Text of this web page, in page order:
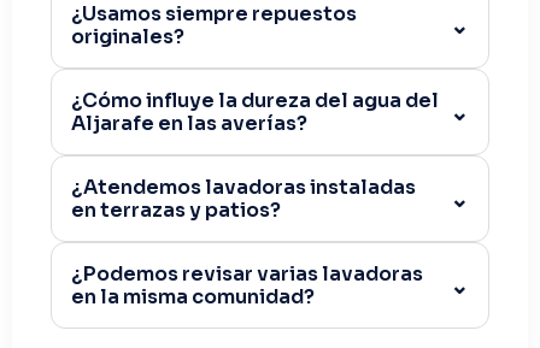
¿Usamos siempre repuestos
originales?
¿Cómo influye la dureza del agua del
Aljarafe en las averías?
¿Atendemos lavadoras instaladas
en terrazas y patios?
¿Podemos revisar varias lavadoras
en la misma comunidad?